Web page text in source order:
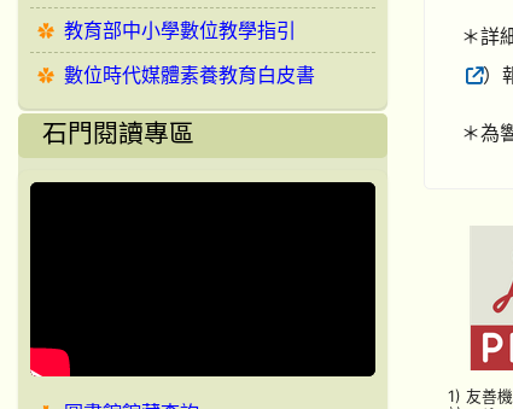
＊詳
）
＊為
1) 友善
教育部中小學數位教學指引
數位時代媒體素養教育白皮書
石門閱讀專區